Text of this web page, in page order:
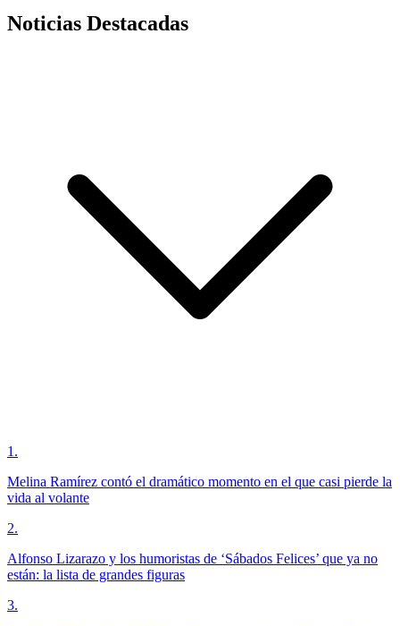
Noticias Destacadas
1 .
Melina Ramírez contó el dramático momento en el que casi pierde la
vida al volante
2.
Alfonso Lizarazo y los humoristas de ‘Sábados Felices’ que ya no
están: la lista de grandes figuras
3.